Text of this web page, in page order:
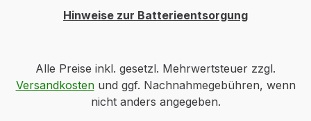
Hinweise zur Batterieentsorgung
Alle Preise inkl. gesetzl. Mehrwertsteuer zzgl.
Versandkostenund ggf. Nachnahmegebühren, wenn
nicht anders angegeben.